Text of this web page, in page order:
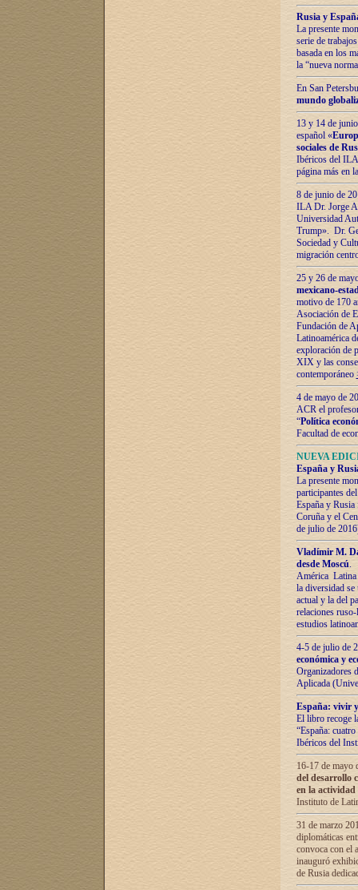
Rusia y
La presente
serie de
basada en los
la “nueva
En San
mundo
13 y 14 de
español «
sociales de
Ibéricos del ILA
página más en
8 de junio de
ILA Dr. Jorge
Universidad
Trump». Dr.
Sociedad y
migración
25 y 26 de
mexicano-
motivo de 170
Asociación de
Fundación de
Latinoamérica
exploración de
XIX y las
contemporáneo
4 de mayo de
ACR el
“Política
Facultad de
NUEVA
España y
La presente
participantes
España y
Coruña y el
de julio de
Vladímir М.
desde Moscú.
América Latina
la diversidad
actual у lа del
relaciones
estudios
4-5 de julio de
económica y
Organizadores
Aplicada
España: vivir
El libro recoge
“España:
Ibéricos del
16-17 de mayo
del desarrollo
en la
Instituto de
31 de marzo
diplomáticas
convoca con el
inauguró
de Rusia